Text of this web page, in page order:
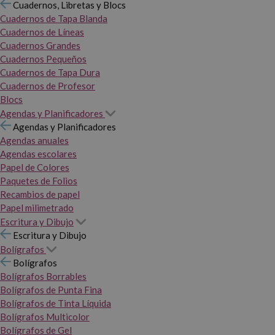
Cuadernos, Libretas y Blocs
Cuadernos de Tapa Blanda
Cuadernos de Líneas
Cuadernos Grandes
Cuadernos Pequeños
Cuadernos de Tapa Dura
Cuadernos de Profesor
Blocs
Agendas y Planificadores
Agendas y Planificadores
Agendas anuales
Agendas escolares
Papel de Colores
Paquetes de Folios
Recambios de papel
Papel milimetrado
Escritura y Dibujo
Escritura y Dibujo
Bolígrafos
Bolígrafos
Bolígrafos Borrables
Bolígrafos de Punta Fina
Bolígrafos de Tinta Líquida
Bolígrafos Multicolor
Bolígrafos de Gel